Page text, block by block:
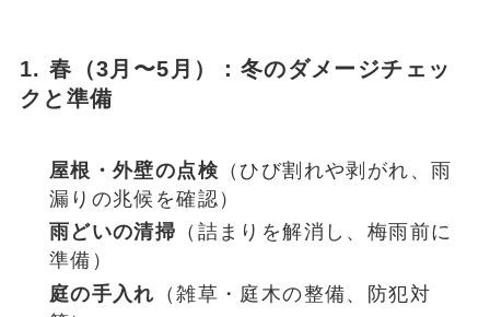
1. 春（3月〜5月）：冬のダメージチェッ
クと準備
屋根・外壁の点検 （ひび割れや剥がれ、雨
漏りの兆候を確認）
雨どいの清掃 （詰まりを解消し、梅雨前に
準備）
庭の手入れ （雑草・庭木の整備、防犯対